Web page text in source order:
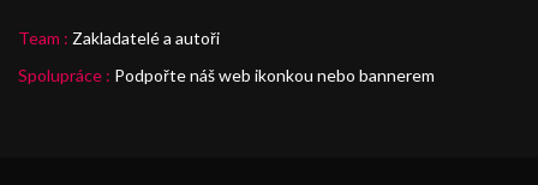
Team : Zakladatelé a autoři
Spolupráce : Podpořte náš web ikonkou nebo bannerem